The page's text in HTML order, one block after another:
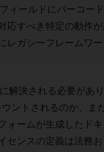
ィールドにバーコー
応すべき特定の動作
レガシーフレームワ
解決される必要があ
ントされるのか、ま
ォームが生成したド
センスの定義は法務